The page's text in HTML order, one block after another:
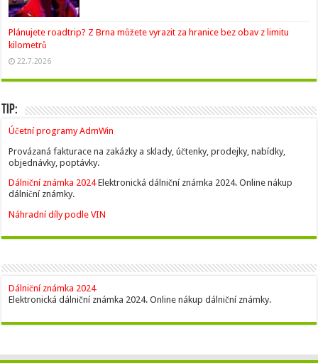
Plánujete roadtrip? Z Brna můžete vyrazit za hranice bez obav z limitu
kilometrů
22.7.2026
Tip:
Účetní programy AdmWin
Provázaná fakturace na zakázky a sklady, účtenky, prodejky, nabídky,
objednávky, poptávky.
Dálniční známka 2024Elektronická dálniční známka 2024. Online nákup
dálniční známky.
Náhradní díly podle VIN
Dálniční známka 2024
Elektronická dálniční známka 2024. Online nákup dálniční známky.